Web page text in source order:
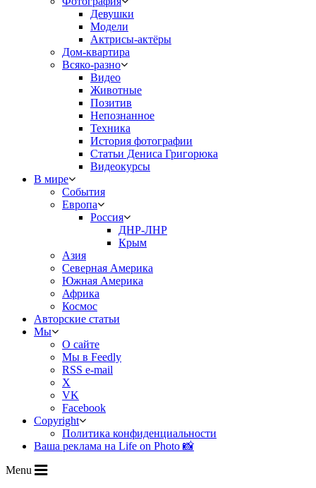
Девушки
Модели
Актрисы-актёры
Дом-квартира
Всяко-разно
Видео
Животные
Позитив
Непознанное
Техника
История фотографии
Статьи Дениса Григорюка
Видеокурсы
В мире
События
Европа
Россия
ДНР-ЛНР
Крым
Азия
Северная Америка
Южная Америка
Африка
Космос
Авторские статьи
Мы
О сайте
Мы в Feedly
RSS e-mail
X
VK
Facebook
Copyright
Политика конфиденциальности
Ваша реклама на Life on Photo 📸
Menu